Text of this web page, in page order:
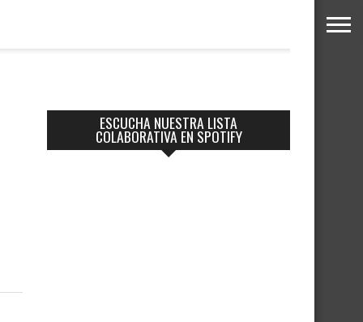
ESCUCHA NUESTRA LISTA
COLABORATIVA EN SPOTIFY